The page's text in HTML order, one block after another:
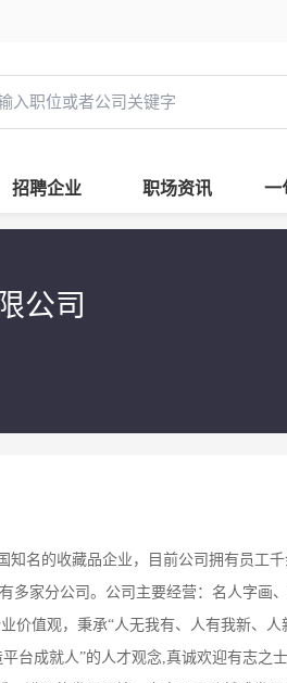
招聘企业 职场资讯 一
公司
知名的收藏品企业，目前公司拥有员工
多家分公司。公司主要经营：名人字画
价值观，秉承“人无我有、人有我新、人
台成就人”的人才观念,真诚欢迎有志之